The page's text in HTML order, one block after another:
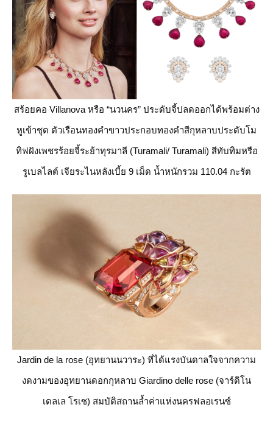
สร้อยคอ Villanova หรือ “นวนคร” ประดับจี้ปลดออกได้พร้อมต่าง
หูเข้าชุด ตัวเรือนทองคำขาวประกอบทองคำสีกุหลาบประดับโม
ทิฟฝังเพชรร้อยจี้ระย้าทุรมาลี (Turamali/ Turamali) สีทับทิมหรือ
รูเบลไลต์ เจียระไนหลังเบี้ย 9 เม็ด น้ำหนักรวม 110.04 กะรัต
Jardin de la rose (อุทยานนวาระ) ที่ได้แรงบันดาลใจจากความ
งดงามของอุทยานดอกกุหลาบ Giardino delle rose (จาร์ดิโน
เดลเล โรเซ) สมบัติสถานล้ำค่าแห่งนครฟลอเรนซ์